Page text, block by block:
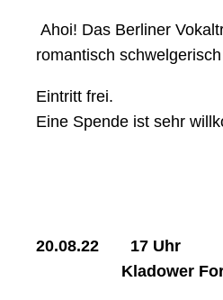
Ahoi! Das Berliner
romantisch
Eintritt frei.
Eine Spende ist sehr
20.08.22 17 Uhr